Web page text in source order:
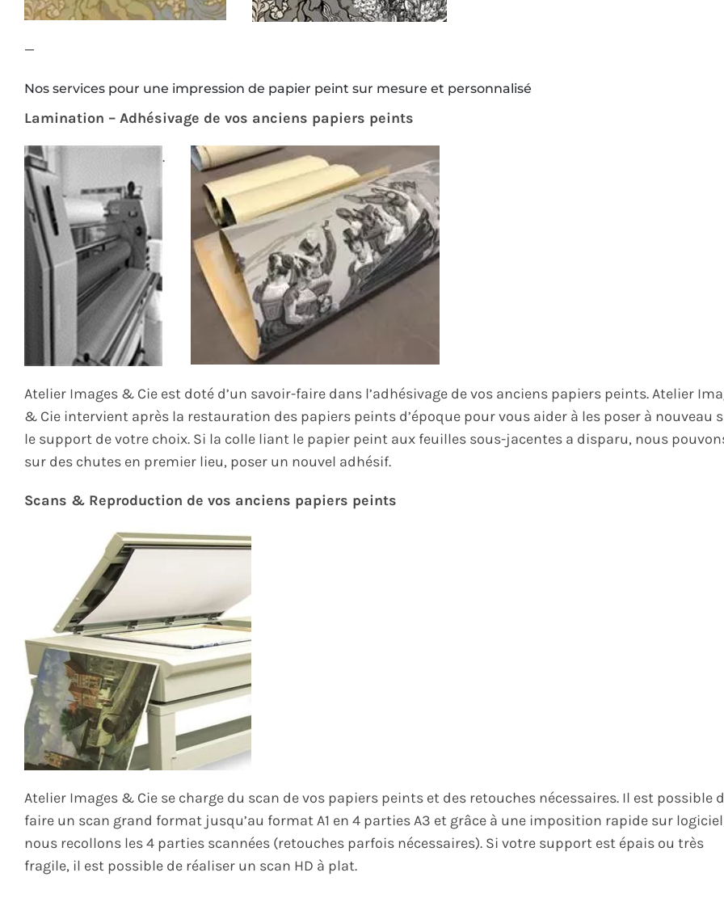
—
Nos services pour une impression de papier peint sur mesure et personnalisé
Lamination – Adhésivage de vos anciens papiers peints
.
Atelier Images & Cie est doté d’un savoir-faire dans l’adhésivage de vos anciens papiers peints.Atelier
& Cie intervient après la restauration des papiers peints d’époque pour vous aider à les poser à nouveau
le support de votre choix. Si la colle liant le papier peint aux feuilles sous-jacentes a disparu, nous
sur des chutes en premier lieu, poser un nouvel adhésif.
Scans & Reproduction de vos anciens papiers peints
Atelier Images & Cie se charge du scan de vos papiers peints et des retouches nécessaires. Il est possible
faire un scan grand format jusqu’au format A1 en 4 parties A3 et grâce à une imposition rapide sur
nous recollons les 4 parties scannées (retouches parfois nécessaires). Si votre support est épais ou très
fragile, il est possible de réaliser un scan HD à plat.